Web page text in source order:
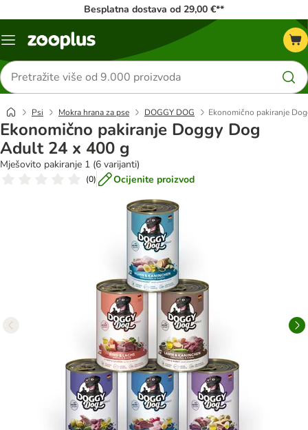
Besplatna dostava od 29,00 €**
Izbornik
Traži
proizvode
Psi Mokra hrana za pse DOGGY DOG Ekonomično pakiranje
Ekonomično pakiranje Doggy Dog
Adult 24 x 400 g
Mješovito pakiranje 1 (6 varijanti)
(0) Ocijenite proizvod